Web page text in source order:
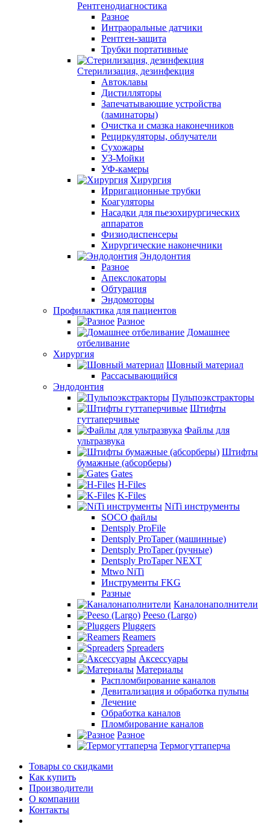
Рентгенодиагностика
Разное
Интраоральные датчики
Рентген-защита
Трубки портативные
Стерилизация, дезинфекция
Автоклавы
Дистилляторы
Запечатывающие устройства
(ламинаторы)
Очистка и смазка наконечников
Рециркуляторы, облучатели
Сухожары
УЗ-Мойки
УФ-камеры
Хирургия
Ирригационные трубки
Коагуляторы
Насадки для пьезохирургических
аппаратов
Физиодиспенсеры
Хирургические наконечники
Эндодонтия
Разное
Апекслокаторы
Обтурация
Эндомоторы
Профилактика для пациентов
Разное
Домашнее
отбеливание
Хирургия
Шовный материал
Рассасывающийся
Эндодонтия
Пульпоэкстракторы
Штифты
гуттаперчивые
Файлы для
ультразвука
Штифты
бумажные (абсорберы)
Gates
H-Files
K-Files
NiTi инструменты
SOCO файлы
Dentsply ProFile
Dentsply ProTaper (машинные)
Dentsply ProTaper (ручные)
Dentsply ProTaper NEXT
Mtwo NiTi
Инструменты FKG
Разные
Каналонаполнители
Peeso (Largo)
Pluggers
Reamers
Spreaders
Аксессуары
Материалы
Распломбирование каналов
Девитализация и обработка пульпы
Лечение
Обработка каналов
Пломбирование каналов
Разное
Термогуттаперча
Товары со скидками
Как купить
Производители
О компании
Контакты